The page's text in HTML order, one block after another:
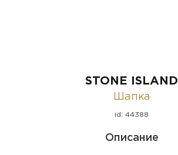
STONE ISLAND
Шапка
id: 44388
Описание